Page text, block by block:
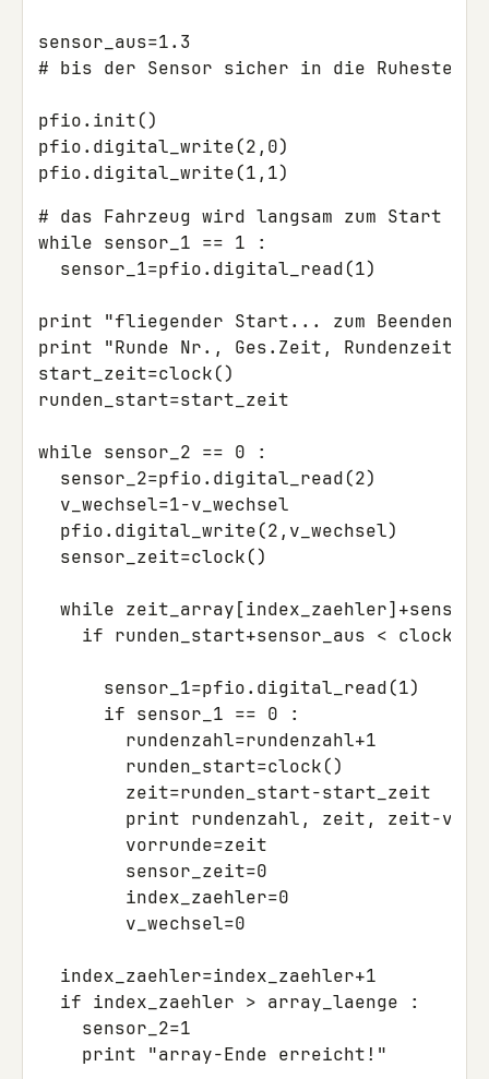
sensor_aus=1.3
# bis der Sensor sicher in die
pfio.init()
pfio.digital_write(2,0)
# das Fahrzeug wird langsam zum Start
while sensor_1 == 1 :
  sensor_1=pfio.digital_read(1)
print "fliegender Start... zum Beenden
print "Runde Nr., Ges.Zeit, Rundenzeit,
start_zeit=clock()
runden_start=start_zeit
while sensor_2 == 0 :
  sensor_2=pfio.digital_read(2)
  v_wechsel=1-v_wechsel
  pfio.digital_write(2,v_wechsel)
  sensor_zeit=clock()
while
if runden_start+sensor_aus < clock()
      sensor_1=pfio.digital_read(1)
      if sensor_1 == 0 :
        rundenzahl=rundenzahl+1
        runden_start=clock()
        zeit=runden_start-start_zeit
print rundenzahl, zeit, zeit-
        vorrunde=zeit
        sensor_zeit=0
        index_zaehler=0
        v_wechsel=0
  index_zaehler=index_zaehler+1
  if index_zaehler > array_laenge :
    sensor_2=1
    print "array-Ende erreicht!"